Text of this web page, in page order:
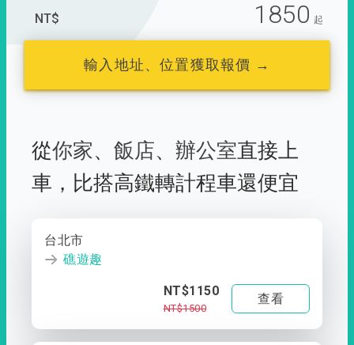
NT$ 1850 起
輸入地址、位置獲取報價 →
從你家、 飯店、 辦公室直接上
車， 比搭高鐵轉計程車還便宜
台北市
礁遊趣
NT$1150
NT$1500
查看